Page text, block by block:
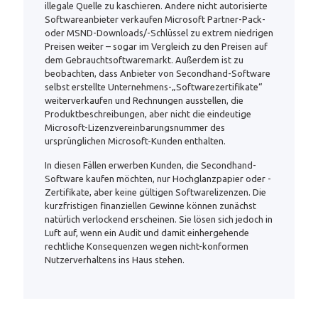
illegale Quelle zu kaschieren. Andere nicht autorisierte
Softwareanbieter verkaufen Microsoft Partner-Pack-
oder MSND-Downloads/-Schlüssel zu extrem niedrigen
Preisen weiter – sogar im Vergleich zu den Preisen auf
dem Gebrauchtsoftwaremarkt. Außerdem ist zu
beobachten, dass Anbieter von Secondhand-Software
selbst erstellte Unternehmens-„Softwarezertifikate“
weiterverkaufen und Rechnungen ausstellen, die
Produktbeschreibungen, aber nicht die eindeutige
Microsoft-Lizenzvereinbarungsnummer des
ursprünglichen Microsoft-Kunden enthalten.
In diesen Fällen erwerben Kunden, die Secondhand-
Software kaufen möchten, nur Hochglanzpapier oder -
Zertifikate, aber keine gültigen Softwarelizenzen. Die
kurzfristigen finanziellen Gewinne können zunächst
natürlich verlockend erscheinen. Sie lösen sich jedoch in
Luft auf, wenn ein Audit und damit einhergehende
rechtliche Konsequenzen wegen nicht-konformen
Nutzerverhaltens ins Haus stehen.